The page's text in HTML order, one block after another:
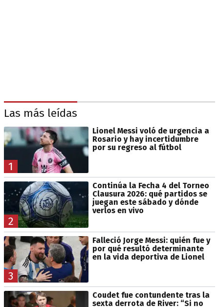
Las más leídas
1
Lionel Messi voló de urgencia a
Rosario y hay incertidumbre
por su regreso al fútbol
2
Continúa la Fecha 4 del Torneo
Clausura 2026: qué partidos se
juegan este sábado y dónde
verlos en vivo
3
Falleció Jorge Messi: quién fue y
por qué resultó determinante
en la vida deportiva de Lionel
Coudet fue contundente tras la
sexta derrota de River: “Si no